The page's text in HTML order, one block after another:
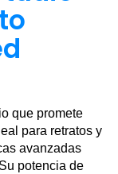
que promete
para retratos y
avanzadas
potencia de